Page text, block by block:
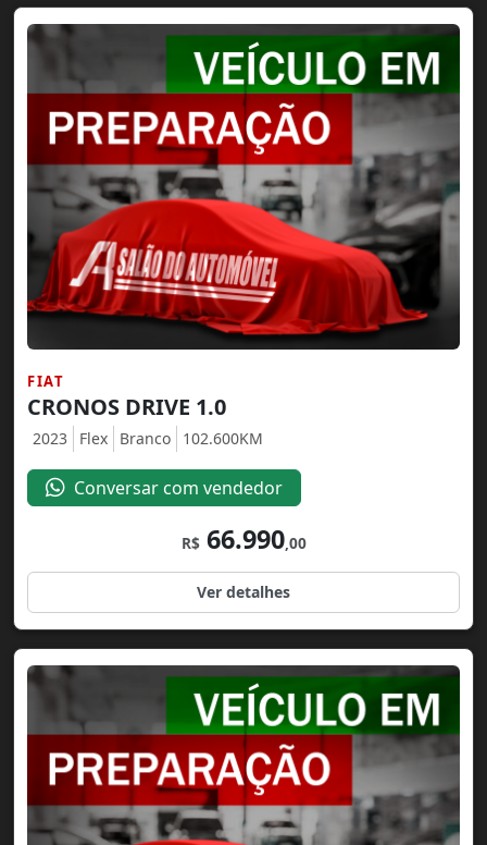
FIAT
CRONOS DRIVE 1.0
2023 Flex Branco 102.600KM
Conversar com vendedor
R$66.990,00
Ver detalhes